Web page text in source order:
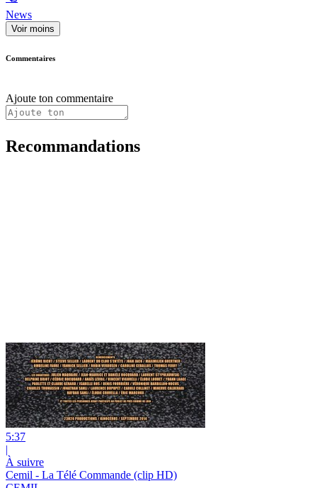
News
Voir moins
Commentaires
Ajoute ton commentaire
Recommandations
5:37
|
À suivre
Cemil - La Télé Commande (clip HD)